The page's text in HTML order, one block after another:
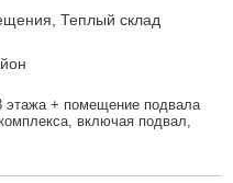
Теплый склад
этажа + помещение подвала
включая подвал,